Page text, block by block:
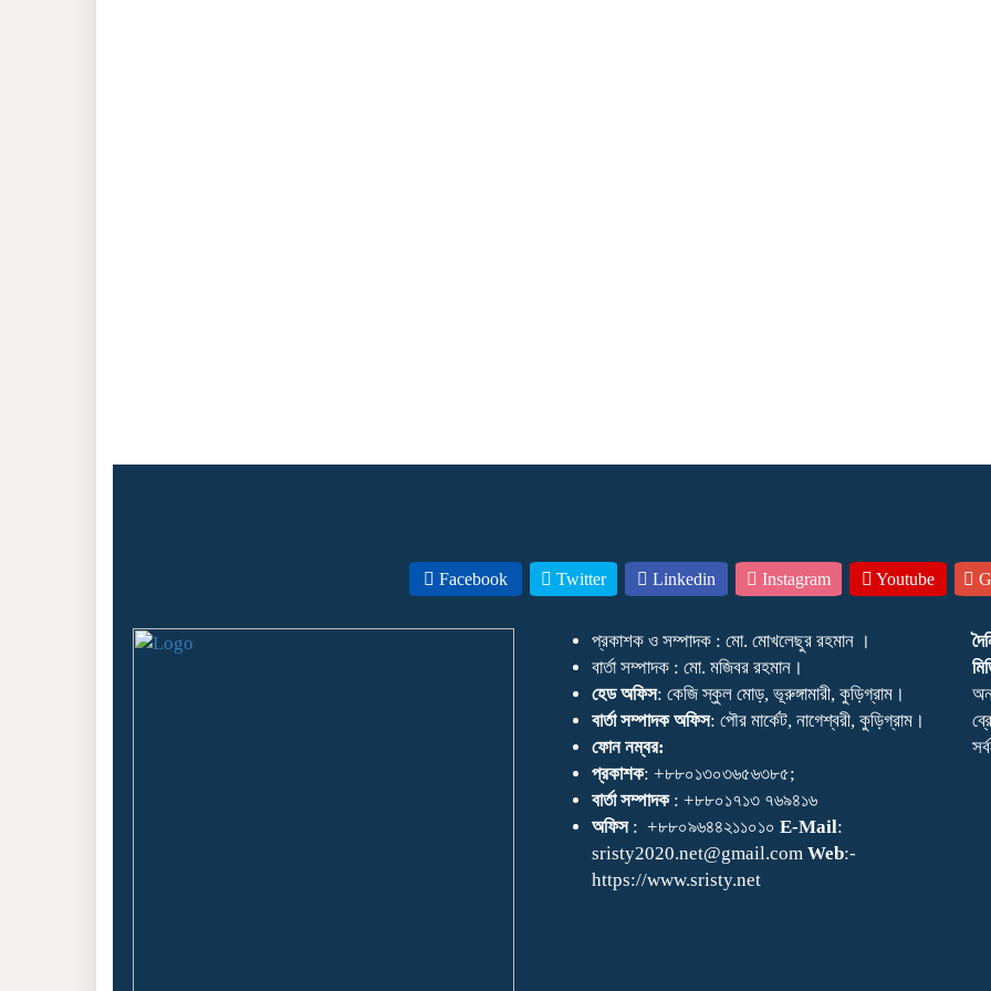
Facebook Twitter Linkedin Instagram Youtube
প্রকাশক ও সম্পাদক : মো. মোখলেছুর রহমান ।
বার্তা সম্পাদক : মো. মজিবর রহমান।
হেড অফিস: কেজি স্কুল মোড়, ভূরুঙ্গামারী, কুড়িগ্রাম।
বার্তা সম্পাদক অফিস: পৌর মার্কেট, নাগেশ্বরী, কুড়িগ্রাম।
ফোন নম্বর:
প্রকাশক: +৮৮০১৩০৩৬৫৬৩৮৫;
বার্তা সম্পাদক: +৮৮০১৭১৩ ৭৬৯৪১৬
অফিস: +৮৮০৯৬৪৪২১১০১০ E-Mail:
sristy2020.net@gmail.com Web:-
https://www.sristy.net